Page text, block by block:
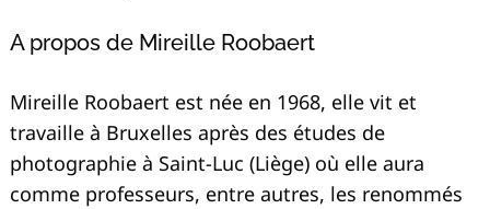
A propos de Mireille Roobaert
Mireille Roobaert est née en 1968, elle vit et
travaille à Bruxelles après des études de
photographie à Saint-Luc (Liège) où elle aura
comme professeurs, entre autres, les renommés